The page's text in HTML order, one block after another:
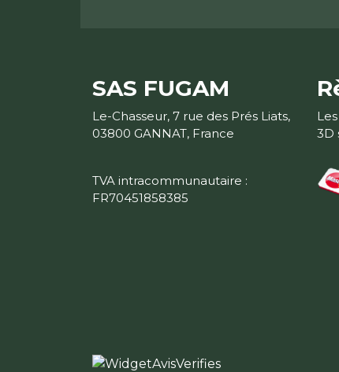
SAS FUGAM
Le-Chasseur, 7 rue des Prés Liats,
03800 GANNAT, France
TVA intracommunautaire :
FR70451858385
3D